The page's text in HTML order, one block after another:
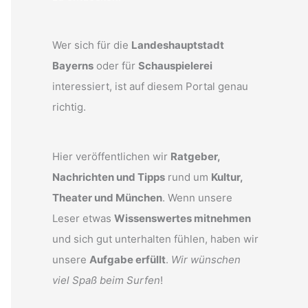
Wer sich für die Landeshauptstadt
Bayerns oder für Schauspielerei
interessiert, ist auf diesem Portal genau
richtig.
Hier veröffentlichen wir Ratgeber,
Nachrichten und Tipps rund um Kultur,
Theater und München. Wenn unsere
Leser etwas Wissenswertes mitnehmen
und sich gut unterhalten fühlen, haben wir
unsere Aufgabe erfüllt. Wir wünschen
viel Spaß beim Surfen!